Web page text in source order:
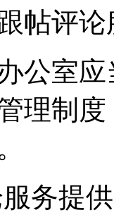
帖评
公室
理制
务提